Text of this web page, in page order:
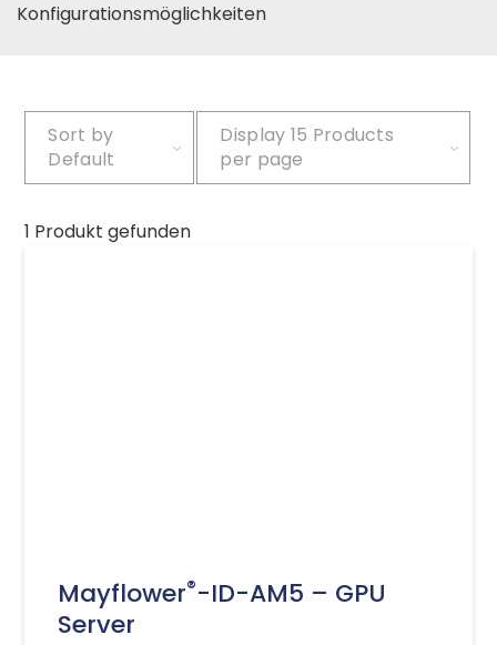
Konfigurationsmöglichkeiten
Sort by
Default
Display 15 Products
per page
1 Produkt gefunden
Mayflower®-ID-AM5 – GPU
Server